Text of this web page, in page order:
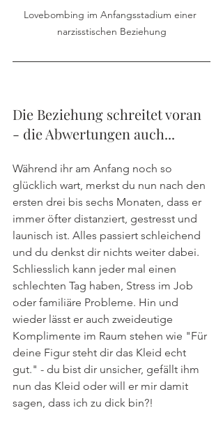
Lovebombing im Anfangsstadium einer
narzisstischen Beziehung
Die Beziehung schreitet voran
- die Abwertungen auch...
Während ihr am Anfang noch so
glücklich wart, merkst du nun nach den
ersten drei bis sechs Monaten, dass er
immer öfter distanziert, gestresst und
launisch ist. Alles passiert schleichend
und du denkst dir nichts weiter dabei.
Schliesslich kann jeder mal einen
schlechten Tag haben, Stress im Job
oder familiäre Probleme. Hin und
wieder lässt er auch zweideutige
Komplimente im Raum stehen wie "Für
deine Figur steht dir das Kleid echt
gut." - du bist dir unsicher, gefällt ihm
nun das Kleid oder will er mir damit
sagen, dass ich zu dick bin?!